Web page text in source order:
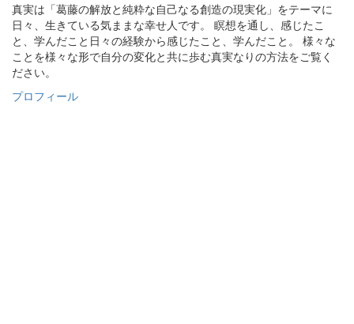
真実は「葛藤の解放と純粋な自己なる創造の現実化」をテーマに
日々、生きている気ままな幸せ人です。 瞑想を通し、感じたこ
と、学んだこと日々の経験から感じたこと、学んだこと。 様々な
ことを様々な形で自分の変化と共に歩む真実なりの方法をご覧く
ださい。
プロフィール